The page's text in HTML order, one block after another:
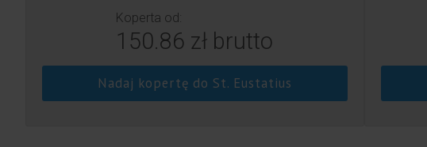
Koperta od:
150.86 zł brutto
Nadaj kopertę do St. Eustatius